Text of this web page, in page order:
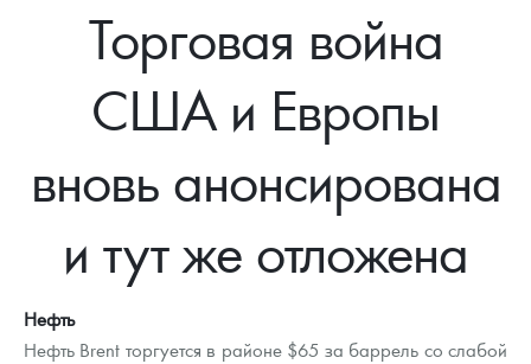
Инвестиционные монеты
Памятные и старинные монеты
Памятные монеты России и СССР
Монеты Царской России
Монеты стран мира после 1950г
Георгий Победоносец
Золотой червонец Сеятель
Аксессуары
Как сделать заказ
Гарантии
Выкуп монет
Памятка для работы с монетами из драгметаллов
Информация
Распродажа монет и жетонов
Аналитика и события
Итоги 2025 года. Прогноз курсов золота, серебра, платины на
2026 год
Котировки
Курс золота и серебра
Скупка слитков
Контакты
Наши преимущества
Торговая война
США и Европы
вновь анонсирована
и тут же отложена
Нефть
Нефть Brent торгуется в районе $65 за баррель со слабой